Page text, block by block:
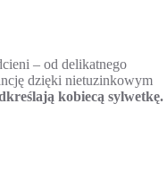
– od delikatnego
dzięki nietuzinkowym
kobiecą sylwetkę.